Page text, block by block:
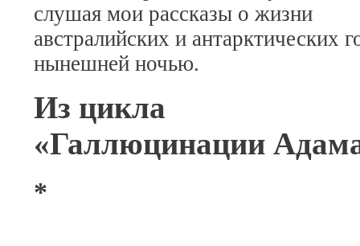
слушая мои рассказы о жизни
австралийских и антарктических
нынешней ночью.
Из цикла
«Галлюцинации
*